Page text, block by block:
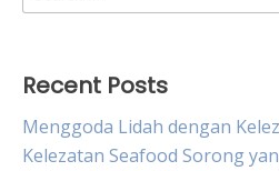
for:
Recent Posts
Menggoda Lidah dengan
Kelezatan Seafood Sorong